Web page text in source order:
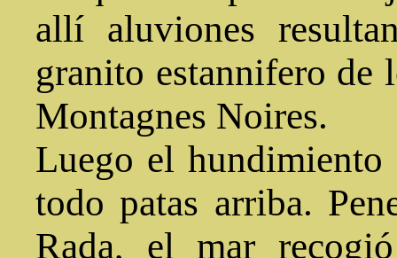
allí aluviones
granito estannifero de
Montagnes Noires.
Luego el hundimiento
todo patas arriba.
Rada, el mar